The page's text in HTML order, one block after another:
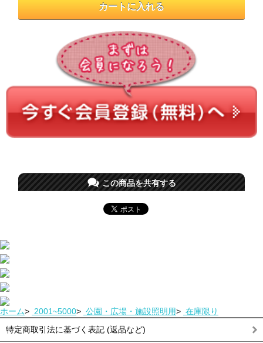
この商品を共有する
ホーム> 2001~5000> 公園・広場・施設照明用> 在庫限り
特定商取引法に基づく表記 (返品など)